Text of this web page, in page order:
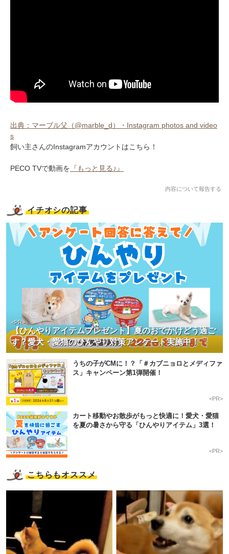
出典：マーブル父（@marble_d）・Instagram photos and video
s
飼い主さんのInstagramアカウントはこちら！
PECO TVで動画を 『もっと見る♪』
内容について報告する
イチオシの記事
【ひんやりアイテムプレゼント】夏のおでかけどう過ご
す？愛犬・愛猫のひんやり対策アンケート実施中！
<PR>
うちの子がCMに！？「＃カブニョロとメディファ
ス」キャンペーン第1弾開催！
<PR>
カート移動やお散歩がもっと快適に！愛犬・愛猫
を夏の暑さから守る「ひんやりアイテム」3選！
<PR>
こちらもオススメ